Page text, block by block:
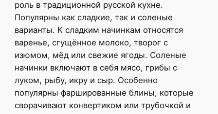
роль в традиционной русской кухне.
Популярны как сладкие, так и соленые
варианты. К сладким начинкам относятся
варенье, сгущённое молоко, творог с
изюмом, мёд или свежие ягоды. Соленые
начинки включают в себя мясо, грибы с
луком, рыбу, икру и сыр. Особенно
популярны фаршированные блины, которые
сворачивают конвертиком или трубочкой и